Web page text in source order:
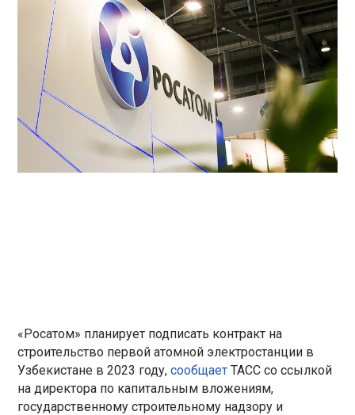
«Росатом» планирует подписать контракт на
строительство первой атомной электростанции в
Узбекистане в 2023 году,сообщаетТАСС со ссылкой
на директора по капитальным вложениям,
государственному строительному надзору и